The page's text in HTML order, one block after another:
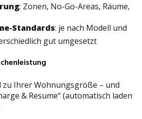
: Zonen, No-Go-Areas, Räume,
Standards: je nach Modell und
gut umgesetzt
zu Ihrer Wohnungsgröße – und
& Resume“ (automatisch laden